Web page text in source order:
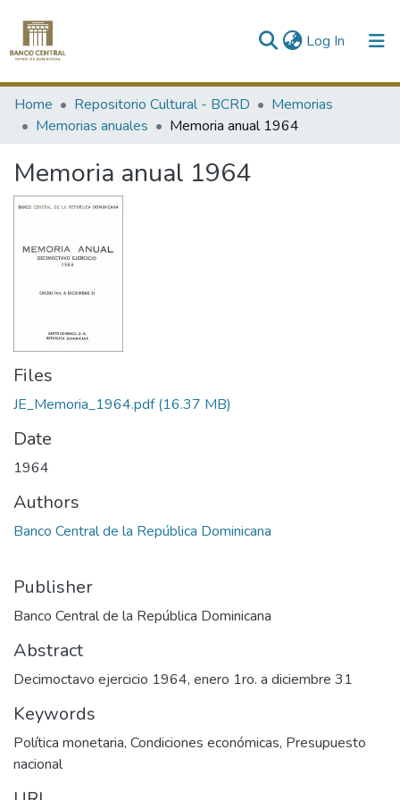
Log In (current)
Communities & Collections
All of DSpace
Statistics
Home Repositorio Cultural - BCRD
Memorias
Memorias anuales
Memoria anual 1964
Memoria anual 1964
Files
JE_Memoria_1964.pdf(16.37 MB)
Date
1964
Authors
Banco Central de la República Dominicana
Publisher
Banco Central de la República Dominicana
Abstract
Decimoctavo ejercicio 1964, enero 1ro. a diciembre 31
Keywords
Política monetaria, Condiciones económicas, Presupuesto
nacional